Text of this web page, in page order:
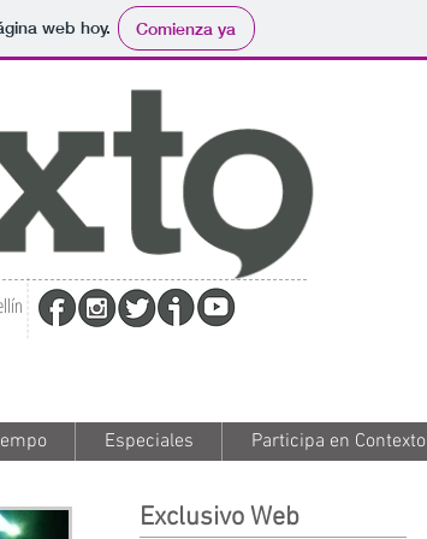
web hoy. Comienza ya
Especiales Participa en Contexto
Especiales Participa en Contexto
Exclusivo Web